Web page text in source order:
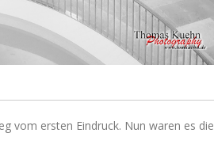
vom ersten Eindruck. Nun waren es die